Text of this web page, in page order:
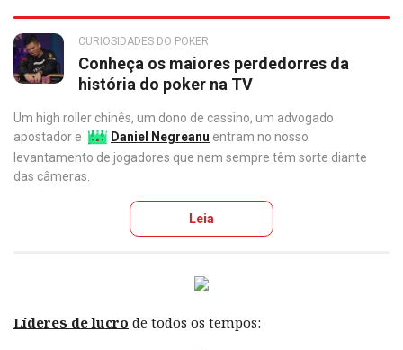
CURIOSIDADES DO POKER
Conheça os maiores perdedorres da
história do poker na TV
Um high roller chinês, um dono de cassino, um advogado
apostador e
Daniel Negreanu entram no nosso
levantamento de jogadores que nem sempre têm sorte diante
das câmeras.
Leia
Líderes de lucro de todos os tempos: